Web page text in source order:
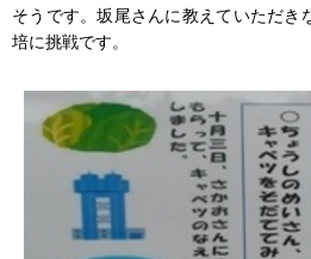
そうです。坂尾さんに教えていただき
培に挑戦です。